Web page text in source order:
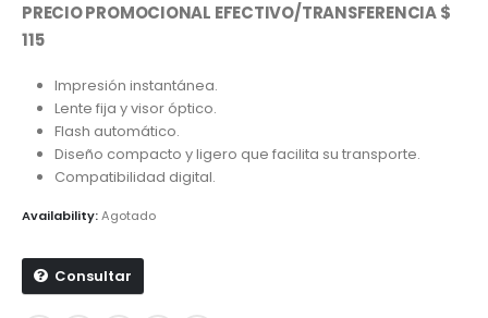
PRECIO PROMOCIONAL EFECTIVO/TRANSFERENCIA $
115
Impresión instantánea.
Lente fija y visor óptico.
Flash automático.
Diseño compacto y ligero que facilita su transporte.
Compatibilidad digital.
Availability:Agotado
Consultar